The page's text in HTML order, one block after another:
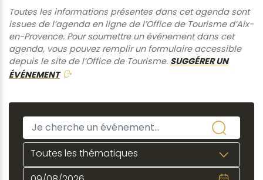
Toutes les informations présentes dans cet agenda sont
issues de l’agenda en ligne de l’Office de Tourisme d’Aix-
en-Provence. Pour soumettre un événement dans cet
agenda, vous pouvez remplir un formulaire accessible
depuis le site de l’Office de Tourisme. SUGGÉRER UN
ÉVÉNEMENT
Toutes les thématiques